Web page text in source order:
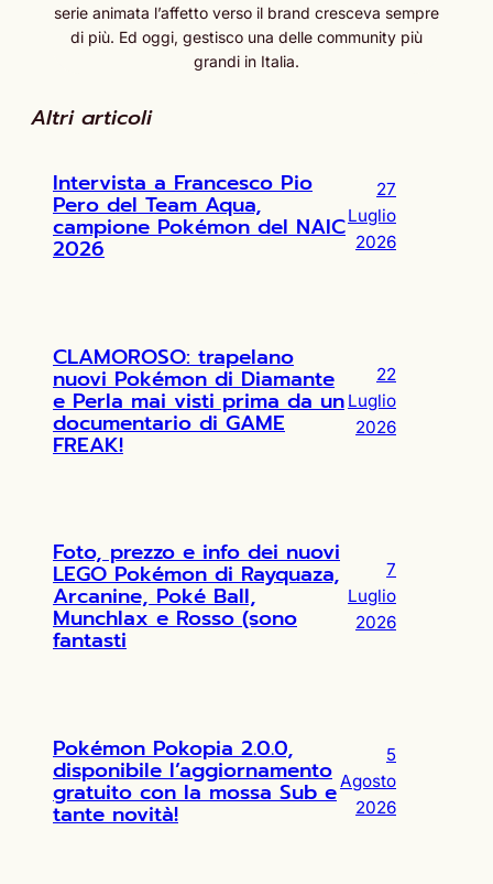
serie animata l’affetto verso il brand cresceva sempre
di più. Ed oggi, gestisco una delle community più
grandi in Italia.
Altri articoli
Intervista a Francesco Pio
Pero del Team Aqua,
campione Pokémon del NAIC
2026
27
Luglio
2026
CLAMOROSO: trapelano
nuovi Pokémon di Diamante
e Perla mai visti prima da un
documentario di GAME
FREAK!
22
Luglio
2026
Foto, prezzo e info dei nuovi
LEGO Pokémon di Rayquaza,
Arcanine, Poké Ball,
Munchlax e Rosso (sono
fantasti
7
Luglio
2026
Pokémon Pokopia 2.0.0,
disponibile l’aggiornamento
gratuito con la mossa Sub e
tante novità!
5
Agosto
2026